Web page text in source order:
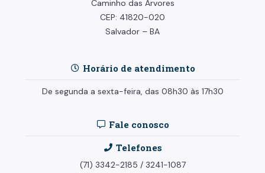
Caminho das Árvores
CEP: 41820-020
Salvador – BA
Horário de atendimento
De segunda a sexta-feira, das 08h30 às 17h30
Fale conosco
Telefones
(71) 3342-2185 / 3241-1087